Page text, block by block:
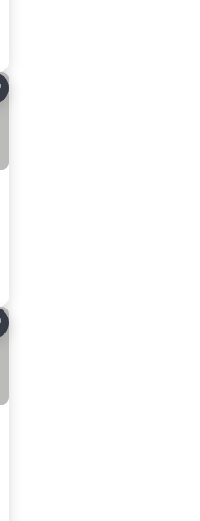
a favoritos
a favoritos